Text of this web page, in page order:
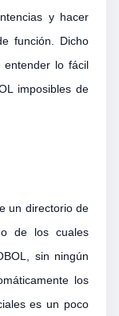
y hacer
función. Dicho
lo fácil
imposibles de
un directorio de
de los cuales
sin ningún
los
es un poco